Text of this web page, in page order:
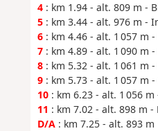
4: km 1.94 - alt. 809 m -
5: km 3.44 - alt. 976 m -
6: km 4.46 - alt. 1 057 m
7: km 4.89 - alt. 1 090 m -
8: km 5.32 - alt. 1 061 m
9: km 5.73 - alt. 1 057 m
10: km 6.23 - alt. 1 056
11 : km 7.02 - alt. 898 m -
D/A: km 7.25 - alt. 893 m